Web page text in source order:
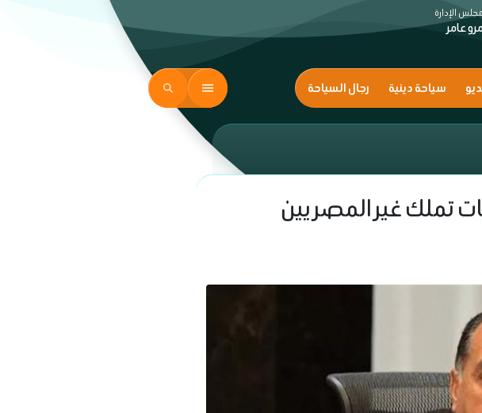
الإدارة
عامر
سياحة دينية رجال السياحة
تملك غير المصريين